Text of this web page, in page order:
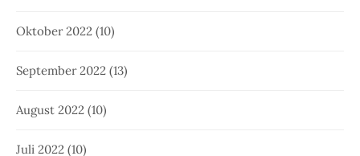
Oktober 2022 (10)
September 2022 (13)
August 2022 (10)
Juli 2022 (10)